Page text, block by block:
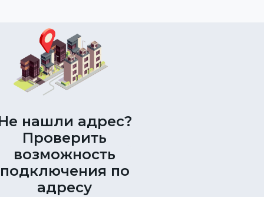
нашли адрес?
Проверить
возможность
подключения по
адресу